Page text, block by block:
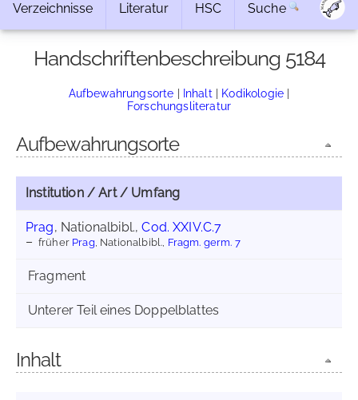
Verzeichnisse Literatur HSC Suche
Handschriftenbeschreibung 5184
Aufbewahrungsorte | Inhalt | Kodikologie |
Forschungsliteratur
Aufbewahrungsorte
Institution / Art / Umfang
Prag, Nationalbibl.,Cod. XXIV.C.7
früher Prag , Nationalbibl., Fragm. germ. 7
Fragment
Unterer Teil eines Doppelblattes
Inhalt